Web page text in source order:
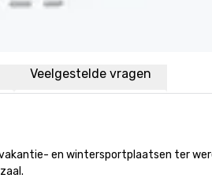
Veelgestelde vragen
en wintersportplaatsen ter